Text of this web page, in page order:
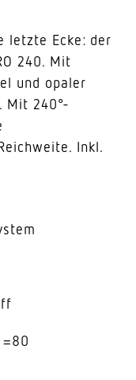
letzte Ecke: der
240. Mit
und opaler
Mit 240°-
Inkl.